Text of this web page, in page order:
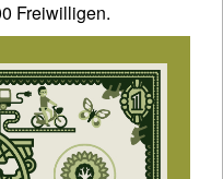
Freiwilligen.